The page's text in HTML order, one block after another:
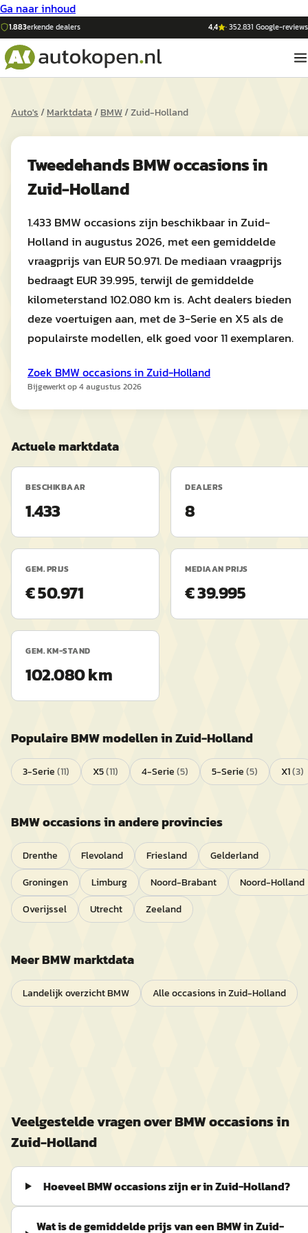
Ga naar inhoud
1.883erkende dealers 4,4 ·352.831 Google-reviews
Auto's/Marktdata/BMW/Zuid-Holland
TweedehandsBMWoccasions in
Zuid-Holland
1.433 BMW occasions zijn beschikbaar in Zuid-
Holland in augustus 2026, met een gemiddelde
vraagprijs van EUR 50.971. De mediaan vraagprijs
bedraagt EUR 39.995, terwijl de gemiddelde
kilometerstand 102.080 km is. Acht dealers bieden
deze voertuigen aan, met de 3-Serie en X5 als de
populairste modellen, elk goed voor 11 exemplaren.
Zoek BMW occasions inZuid-Holland
Bijgewerkt op4 augustus 2026
Actuele marktdata
BESCHIKBAAR
1.433
DEALERS
8
GEM. PRIJS
€ 50.971
MEDIAAN PRIJS
€ 39.995
GEM. KM-STAND
102.080 km
PopulaireBMWmodellen inZuid-Holland
3-Serie(11) X5(11) 4-Serie(5) 5-Serie(5) X1(3)
BMWoccasions in andere provincies
Drenthe Flevoland Friesland
Gelderland
Groningen
Limburg Noord-Brabant
Noord-Holland
Overijssel
Utrecht Zeeland
MeerBMWmarktdata
Landelijk overzichtBMW Alle occasions inZuid-Holland
Veelgestelde vragen overBMWoccasions in
Zuid-Holland
Hoeveel BMW occasions zijn er in Zuid-Holland?
Wat is de gemiddelde prijs van een BMW in Zuid-